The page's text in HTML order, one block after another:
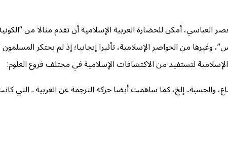
أمكن للحضارة العربية الإسلامية أن تقدم مثالا من
من الحواضر الإسلامية، تأثيرا إيجابيا؛ إذ لم يحتكر
لتستفيد من الاكتشافات الإسلامية في مختلف فروع العلوم:
والحسبة.. إلخ، كما ساهمت أيضا حركة الترجمة عن العربية ـ التي